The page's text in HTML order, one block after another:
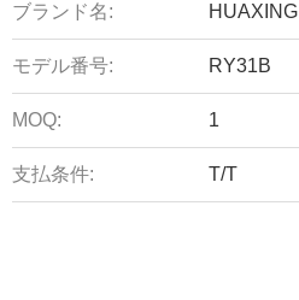
ブランド名: HUAXING
モデル番号: RY31B
MOQ: 1
支払条件: T/T